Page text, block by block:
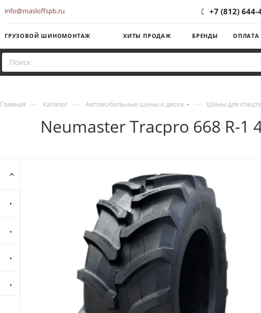
info@masloffspb.ru +7 (812) 644-
ГРУЗОВОЙ ШИНОМОНТАЖ ХИТЫ ПРОДАЖ БРЕНДЫ ОПЛАТА
Главная — Каталог — Автомобильные шины и диски — Шины для
Neumaster Tracpro 668 R-1